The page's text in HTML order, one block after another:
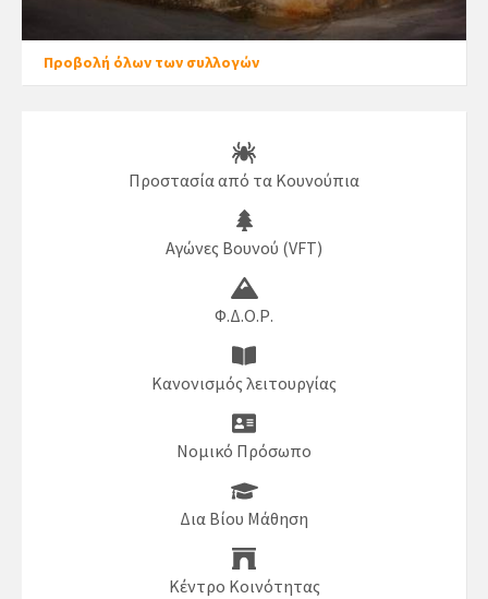
Προβολή όλων των συλλογών
Προστασία από τα Κουνούπια
Αγώνες Βουνού (VFT)
Φ.Δ.Ο.Ρ.
Κανονισμός λειτουργίας
Νομικό Πρόσωπο
Δια Βίου Μάθηση
Κέντρο Κοινότητας